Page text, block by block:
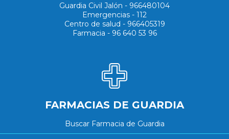
Guardia Civil Jalón - 966480104
Emergencias - 112
Centro de salud - 966405319
Farmacia - 96 640 53 96
FARMACIAS DE GUARDIA
Buscar Farmacia de Guardia